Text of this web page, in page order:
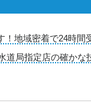
！地域密着で24時間
道局指定店の確かな